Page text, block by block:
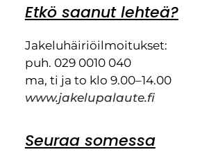
Etkö saanut lehteä?
Jakeluhäiriöilmoitukset:
puh. 029 0010 040
ma, ti ja to klo 9.00–14.00
www.jakelupalaute.fi
Seuraa somessa